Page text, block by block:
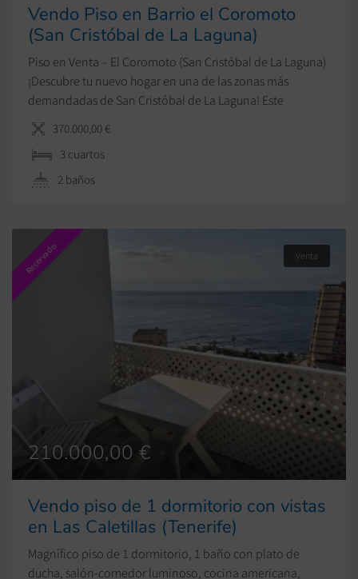
Vendo Piso en Barrio el Coromoto
(San Cristóbal de La Laguna)
Piso en Venta – El Coromoto (San Cristóbal de La Laguna)
¡Descubre tu nuevo hogar en una de las zonas más
demandadas de San Cristóbal de La Laguna! Este
magnífico piso de 108 m² construidos (81 m² útiles) se
encuentra en perfecto estado y listo para que disfrutes de
una vida cómoda y luminosa. Ubicado […]
370.000,00 €
3 сuartos
2 baños
Reservado Venta
210.000,00 €
Vendo piso de 1 dormitorio con vistas
en Las Caletillas (Tenerife)
Magnífico piso de 1 dormitorio, 1 baño con plato de
ducha, salón-comedor luminoso, cocina americana,